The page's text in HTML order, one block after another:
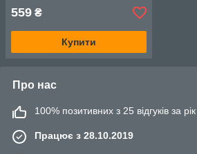
559 ₴
Купити
Про нас
100% позитивних з 25 відгуків за рік
Працює з 28.10.2019